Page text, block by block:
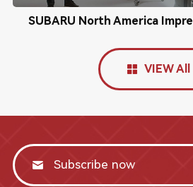
VIEW All